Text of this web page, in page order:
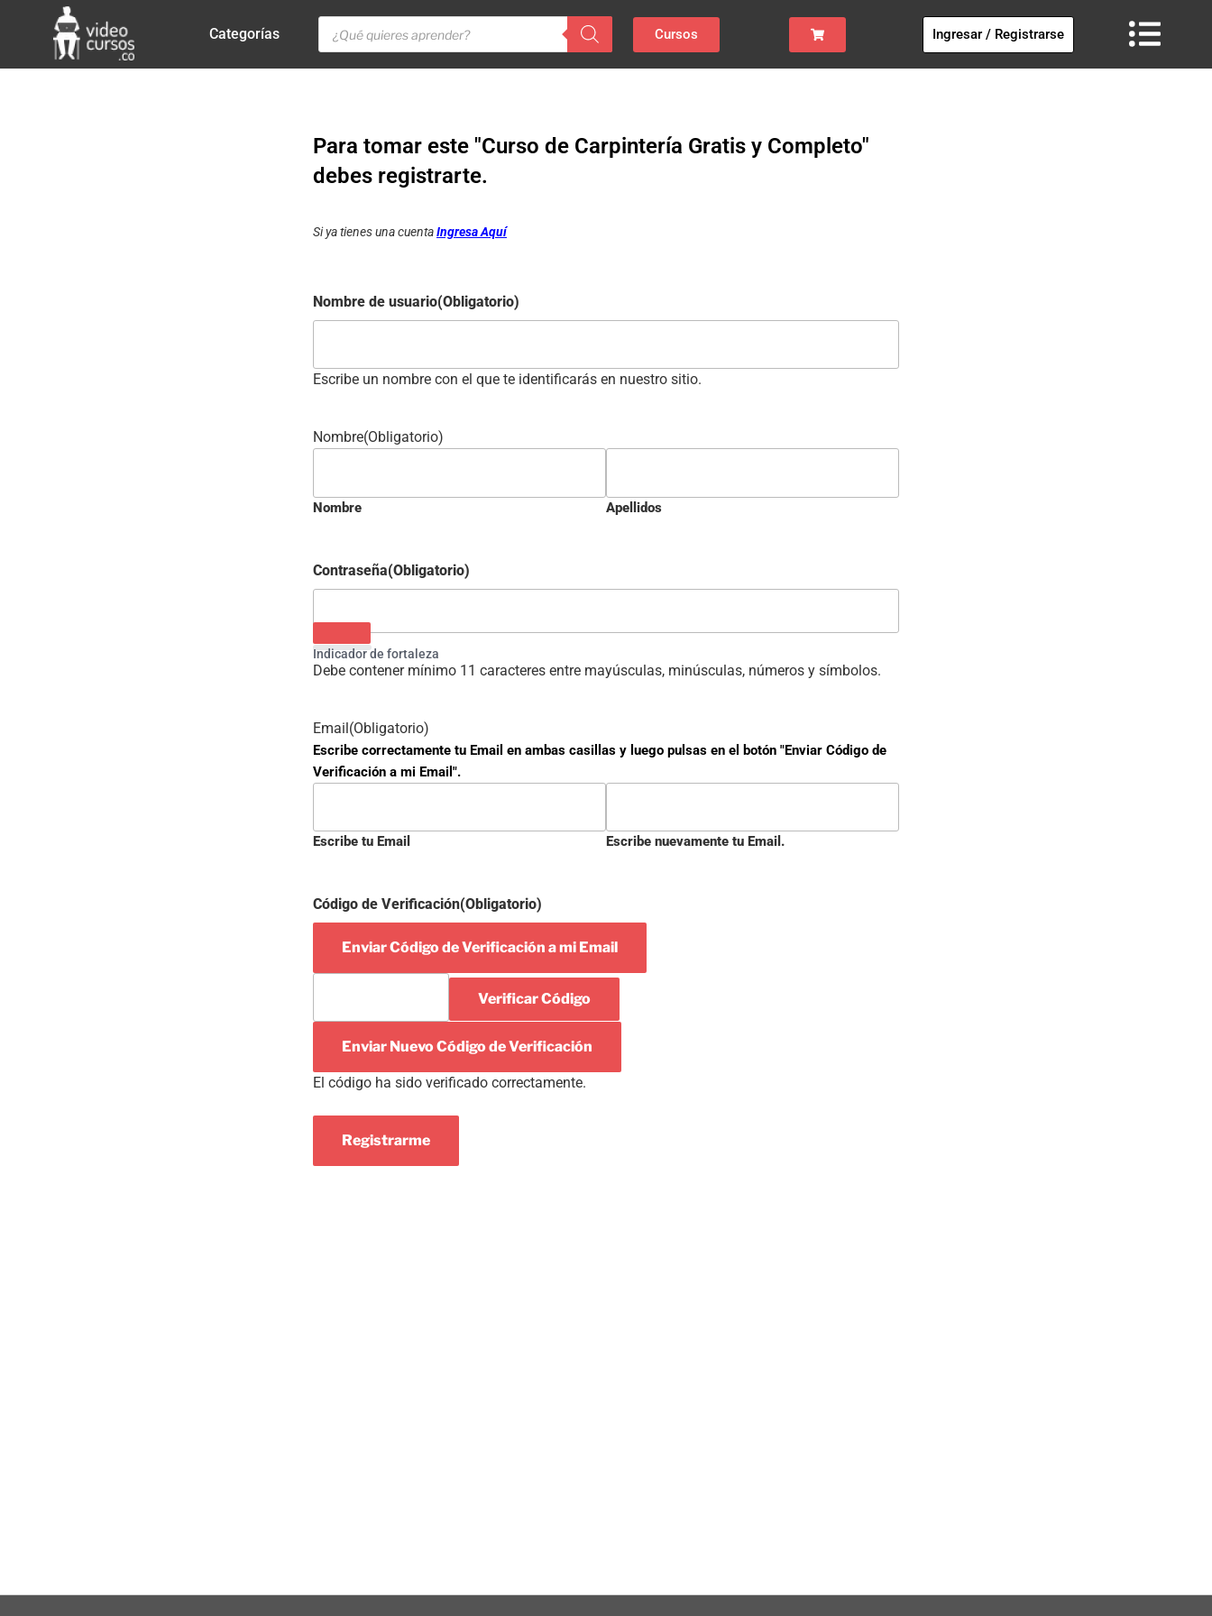
Categorías Cursos Ingresar / Registrarse
Para tomar este "Curso de Carpintería Gratis y Completo"
debes registrarte.
Si ya tienes una cuentaIngresa Aquí
Nombre de usuario(Obligatorio)
Escribe un nombre con el que te identificarás en nuestro sitio.
Nombre(Obligatorio)
Nombre Apellidos
Contraseña(Obligatorio)
Indicador de fortaleza
Debe contener mínimo 11 caracteres entre mayúsculas, minúsculas, números y símbolos.
Email(Obligatorio)
Escribe correctamente tu Email en ambas casillas y luego pulsas en el botón "Enviar Código de
Verificación a mi Email".
Escribe tu Email Escribe nuevamente tu Email.
Código de Verificación(Obligatorio)
Enviar Código de Verificación a mi Email
Verificar Código
Enviar Nuevo Código de Verificación
El código ha sido verificado correctamente.
Registrarme